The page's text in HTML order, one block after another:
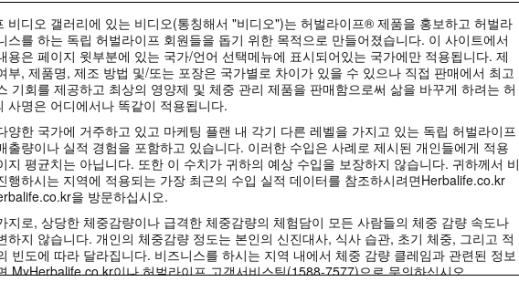
비디오 갤러리에 있는 비디오(통칭해서 "비디오")는 허벌라이프® 제품을 홍보하고 허벌라
스를 하는 독립 허벌라이프 회원들을 돕기 위한 목적으로 만들어졌습니다. 이 사이트에서
용은 페이지 윗부분에 있는 국가/언어 선택메뉴에 표시되어있는 국가에만 적용됩니다. 제
부, 제품명, 제조 방법 및/또는 포장은 국가별로 차이가 있을 수 있으나 직접 판매에서 최고
기회를 제공하고 최상의 영양제 및 체중 관리 제품을 판매함으로써 삶을 바꾸게 하려는 허
사명은 어디에서나 똑같이 적용됩니다.
양한 국가에 거주하고 있고 마케팅 플랜 내 각기 다른 레벨을 가지고 있는 독립 허벌라이프
출량이나 실적 경험을 포함하고 있습니다. 이러한 수입은 사례로 제시된 개인들에게 적용
지 평균치는 아닙니다. 또한 이 수치가 귀하의 예상 수입을 보장하지 않습니다. 귀하께서 비
행하시는 지역에 적용되는 가장 최근의 수입 실적 데이터를 참조하시려면Herbalife.co.kr
을 방문하십시오.
지로, 상당한 체중감량이나 급격한 체중감량의 체험담이 모든 사람들의 체중 감량 속도나
하지 않습니다. 개인의 체중감량 정도는 본인의 신진대사, 식사 습관, 초기 체중, 그리고 적
빈도에 따라 달라집니다. 비즈니스를 하시는 지역 내에서 체중 감량 클레임과 관련된 정보
MyHerbalife.co.kr이나 허벌라이프 고객서비스팀(1588-7577)으로 문의하십시오.
연령에 상관없이 누구에게나 필요한
헬시에이징.
| 건강한 라이프스타일
바쁜 일상에 빼놓을 수 없는 균형잡
힌 영양과 다이어트.
파트너 | 건강한 라이프스타
일
고강도 운동에 도움을 주는 피트니
스 파트너
가족
1:03
Formula 1 Story | 모두가 함
께 즐기는 건강한 라이프스타
일
맛과 영양, 다이어트와 퍼포먼스, 헬
시에이징까지!
19:21
배부르게 다이어트!
배부르게 다이어트 #수분 #혈당 #
포만감
13:58
면역력 높이는 습관
면역력 높이는 습관 #좋은균 #알로
에 #에피코르
고
고혈
이섬유
허벌라이프 피트니스
12:49
사라 헤일리와 함께하는 출산
후 운동 #4
다리, 히프, 엉덩이 근육의 안정성과
근력 강화를 위한 출산후 운동
10:58
마크 코로넬과 함께하는 에너
지아 운동 #4
스쿼트와 다리 운동.
11:52
사사 노세리노의 파워 다리
컨디셔닝
이 다리 운동을 즐기세요.
제
근
필라
께
춘
요